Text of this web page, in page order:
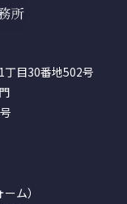
丁目30番地502号
ム）